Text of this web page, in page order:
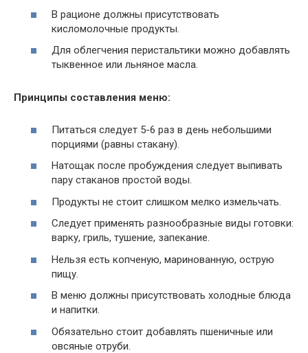
В рационе должны присутствовать
кисломолочные продукты.
Для облегчения перистальтики можно добавлять
тыквенное или льняное масла.
Принципы составления меню:
Питаться следует 5-6 раз в день небольшими
порциями (равны стакану).
Натощак после пробуждения следует выпивать
пару стаканов простой воды.
Продукты не стоит слишком мелко измельчать.
Следует применять разнообразные виды готовки:
варку, гриль, тушение, запекание.
Нельзя есть копченую, маринованную, острую
пищу.
В меню должны присутствовать холодные блюда
и напитки.
Обязательно стоит добавлять пшеничные или
овсяные отруби.